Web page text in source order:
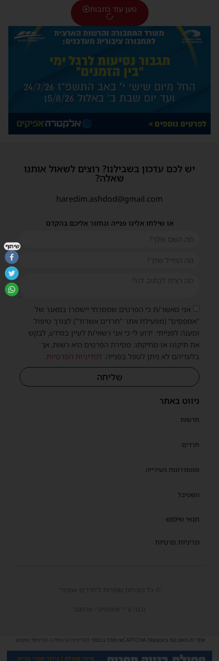
טען עוד כתבות
ניווט באתר
חדשות
חרדים
ממסדרונות העירייה
השטיבל
תנאי שימוש
מדיניות פרטיות
יש לכם עדכון בשבילנו? רוצים לשאול אותנו
שאלה?
haredim.ashdod@gmail.com
או שילחו אלינו פנייה ונחזור אליכם בהקדם
אני מאשר/ת כי הפרטים שמסרתי יישמרו במאגר של
"אמפסיס" (מפעילת אתר "חרדים אשדוד") לצורך טיפול
ומענה לפנייתי. ידוע לי כי אני רשאי/ת לעיין במידע, לבקש
את תיקונו או מחיקתו. מסירת הפרטים היא רשות, אך
בלעדיהם לא ניתן לטפל בפנייה. למדיניות הפרטיות.
שליחה
© כל הזכויות שמורות ל'חרדים אשדוד'
נבנה ע"י 'אמפסיס - פרסום'
אתר זה מאובטח באמצעות reCAPTCHA וגוגל בכפוף למדיניות פרטיות ו-מדיניות שימוש.
שיתוף